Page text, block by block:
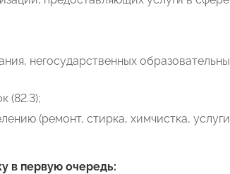
негосударственных
(82.3);
(ремонт, стирка, химчистка, услуги
в первую очередь: